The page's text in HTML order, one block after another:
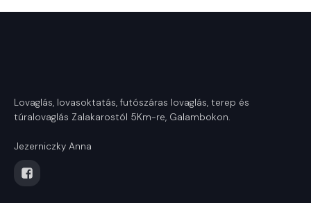
Lovaglás, lovasoktatás, futószáras lovaglás, terep és
túralovaglás Zalakarostól 5Km-re, Galambokon.
Jezerniczky Anna